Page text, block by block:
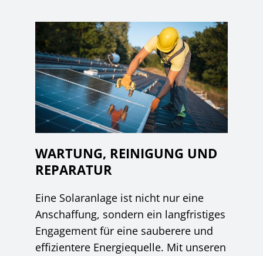
WARTUNG, REINIGUNG UND
REPARATUR
Eine Solaranlage ist nicht nur eine
Anschaffung, sondern ein langfristiges
Engagement für eine sauberere und
effizientere Energiequelle. Mit unseren